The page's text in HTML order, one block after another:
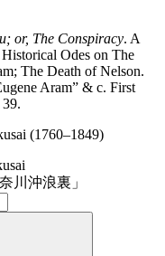
or, The Conspiracy. A
Odes on The
The Death of Nelson.
Aram” & c. First
沖浪裏」